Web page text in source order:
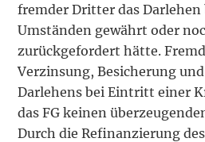
fremder Dritter das Darlehen
Umständen gewährt oder
zurückgefordert hätte.
Verzinsung, Besicherung
Darlehens bei Eintritt einer
das FG keinen
Durch die Refinanzierung